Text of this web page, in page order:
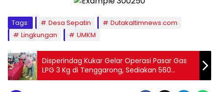
Tags: Desa Sepatin
Dutakaltimnews.com
Lingkungan
UMKM
Disperindag Kukar Gelar Operasi Pasar Gas
LPG 3 Kg di Tenggarong, Sediakan 560
Tabung di Loa Ipuh